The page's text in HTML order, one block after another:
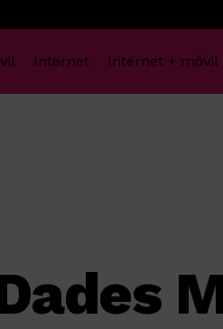
Internet Internet + móvil